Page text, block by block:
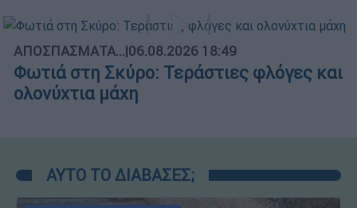
ΑΠΟΣΠΑΣΜΑΤΑ...|06.08.2026 18:49
Φωτιά στη Σκύρο: Τεράστιες φλόγες και
ολονύχτια μάχη
ΑΥΤΟ ΤΟ ΔΙΑΒΑΣΕΣ;